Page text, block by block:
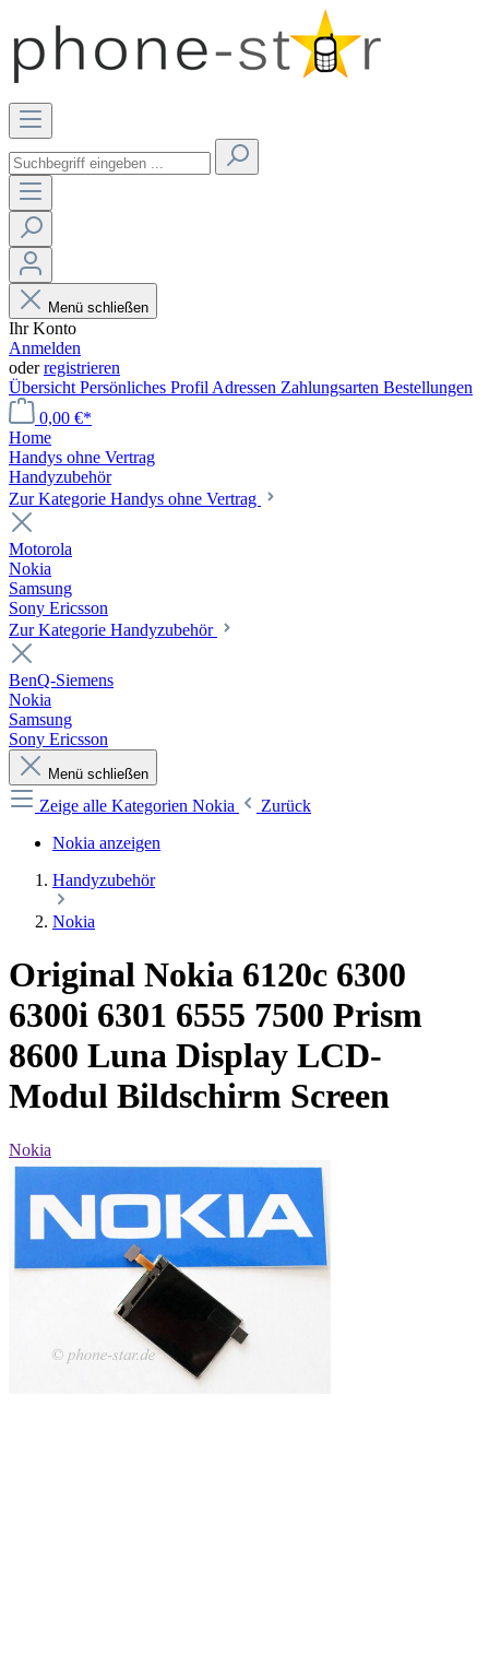
Menü schließen
Ihr Konto
Anmelden
oderregistrieren
Übersicht Persönliches Profil Adressen Zahlungsarten Bestellungen
0,00 €*
Home
Handys ohne Vertrag
Handyzubehör
Zur Kategorie Handys ohne Vertrag
Motorola
Nokia
Samsung
Sony Ericsson
Zur Kategorie Handyzubehör
BenQ-Siemens
Nokia
Samsung
Sony Ericsson
Menü schließen
Zeige alle Kategorien Nokia
Zurück
Nokia anzeigen
Handyzubehör
Nokia
Original Nokia 6120c 6300
6300i 6301 6555 7500 Prism
8600 Luna Display LCD-
Modul Bildschirm Screen
Nokia